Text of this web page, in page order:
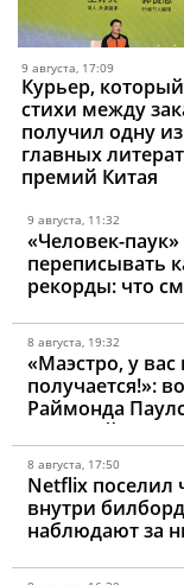
9 августа, 17:09
Курьер,
стихи между
получил одну из
главных
премий Китая
9 августа, 11:32
«Человек-
переписывать
рекорды: что
выходные
8 августа, 19:32
«Маэстро, у вас
получается!»:
Раймонда
зрителей
8 августа, 17:50
Netflix поселил
внутри
наблюдают за